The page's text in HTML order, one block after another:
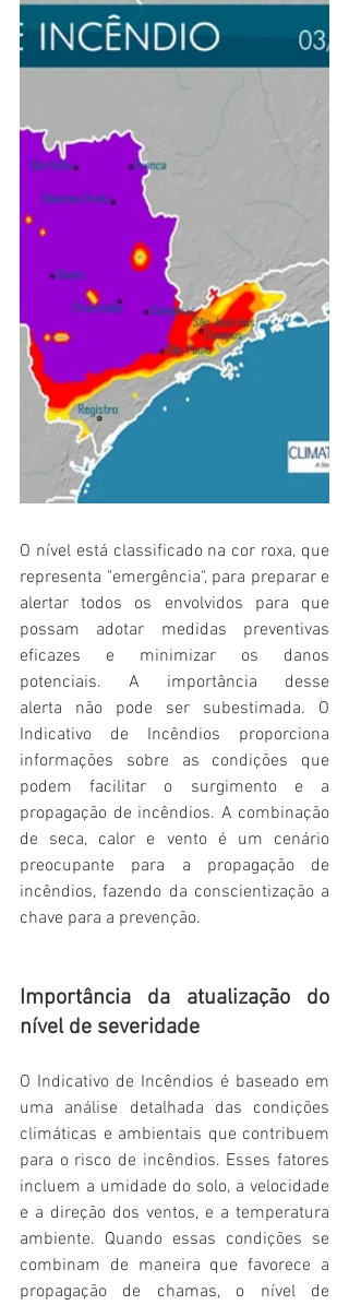
O nível está classificado na cor roxa, que
representa "emergência", para preparar e
alertar todos os envolvidos para que
possam adotar medidas preventivas
eficazes e minimizar os danos
potenciais. A importância desse
alerta não pode ser subestimada. O
Indicativo de Incêndios proporciona
informações sobre as condições que
podem facilitar o surgimento e a
propagação de incêndios. A combinação
de seca, calor e vento é um cenário
preocupante para a propagação de
incêndios, fazendo da conscientização a
chave para a prevenção.
Importância da atualização do
nível de severidade
O Indicativo de Incêndios é baseado em
uma análise detalhada das condições
climáticas e ambientais que contribuem
para o risco de incêndios. Esses fatores
incluem a umidade do solo, a velocidade
e a direção dos ventos, e a temperatura
ambiente. Quando essas condições se
combinam de maneira que favorece a
propagação de chamas, o nível de